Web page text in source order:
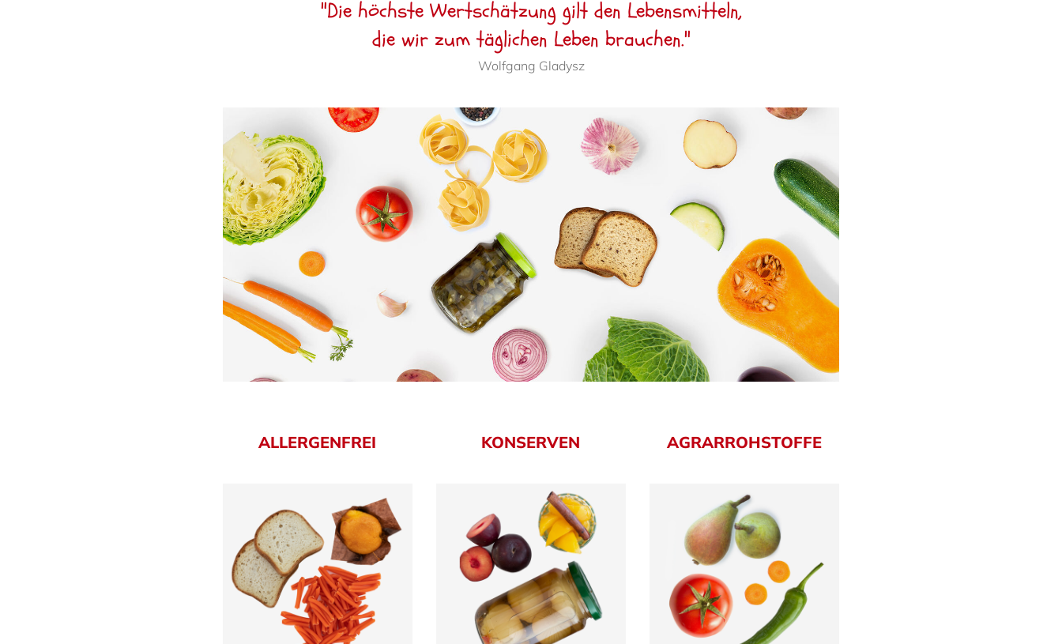
"Die höchste Wert­schät­zung gilt den Lebens­mit­teln,
die wir zum tägli­chen Leben brau­chen."
Wolf­gang Gladysz
ALLER­GEN­FREI KONSERVEN AGRAR­ROH­STOFFE